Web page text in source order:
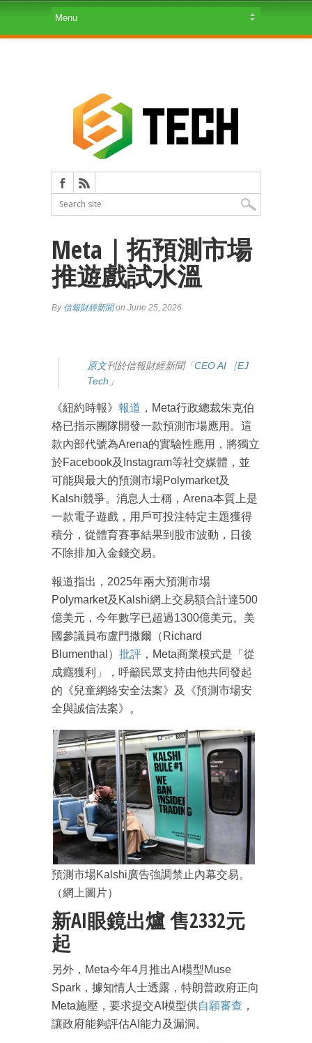
Meta｜拓預測市場
推遊戲試水溫
By 信報財經新聞on June 25, 2026
原文刊於信報財經新聞「CEO AI⎹ EJ
Tech 」
《紐約時報》 報道 ，Meta行政總裁朱克伯
格已指示團隊開發一款預測市場應用。這
款內部代號為Arena的實驗性應用，將獨立
於Facebook及Instagram等社交媒體，並
可能與最大的預測市場Polymarket及
Kalshi競爭。消息人士稱，Arena本質上是
一款電子遊戲，用戶可投注特定主題獲得
積分，從體育賽事結果到股市波動，日後
不除排加入金錢交易。
報道指出，2025年兩大預測市場
Polymarket及Kalshi網上交易額合計達500
億美元，今年數字已超過1300億美元。美
國參議員布盧門撒爾（Richard
Blumenthal） 批評 ，Meta商業模式是「從
成癮獲利」，呼籲民眾支持由他共同發起
的《兒童網絡安全法案》及《預測市場安
全與誠信法案》。
預測市場Kalshi廣告強調禁止內幕交易。
（網上圖片）
新AI眼鏡出爐 售2332元
起
另外，Meta今年4月推出AI模型Muse
Spark，據知情人士透露，特朗普政府正向
Meta施壓，要求提交AI模型供自願審查 ，
讓政府能夠評估AI能力及漏洞。